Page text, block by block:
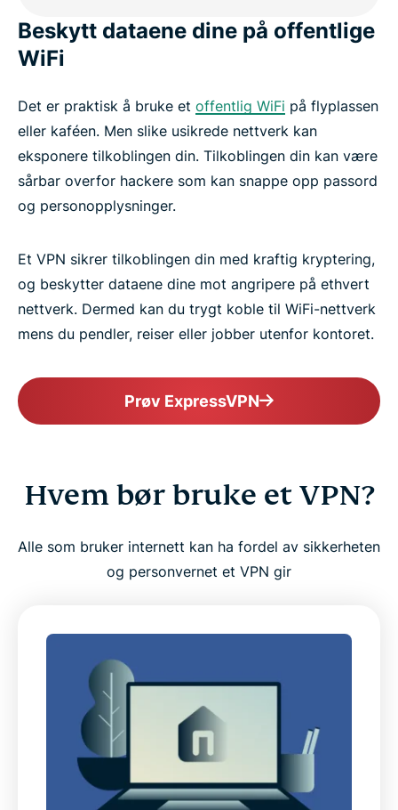
Beskytt dataene dine på offentlige
WiFi
Det er praktisk å bruke et offentlig WiFi på flyplassen
eller kaféen. Men slike usikrede nettverk kan
eksponere tilkoblingen din. Tilkoblingen din kan være
sårbar overfor hackere som kan snappe opp passord
og personopplysninger.
Et VPN sikrer tilkoblingen din med kraftig kryptering,
og beskytter dataene dine mot angripere på ethvert
nettverk. Dermed kan du trygt koble til WiFi-nettverk
mens du pendler, reiser eller jobber utenfor kontoret.
Prøv ExpressVPN
Hvem bør bruke et VPN?
Alle som bruker internett kan ha fordel av sikkerheten
og personvernet et VPN gir